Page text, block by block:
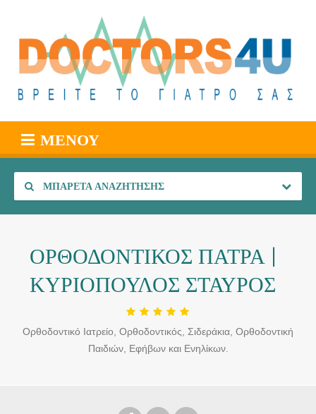
ΜΕΝΟΎ
ΜΠΑΡΈΤΑ ΑΝΑΖΉΤΗΣΗΣ
ΟΡΘΟΔΟΝΤΙΚΟΣ ΠΑΤΡΑ |
ΚΥΡΙΟΠΟΥΛΟΣ ΣΤΑΥΡΟΣ
Ορθοδοντικό Ιατρείο, Ορθοδοντικός, Σιδεράκια, Ορθοδοντική
Παιδιών, Εφήβων και Ενηλίκων.